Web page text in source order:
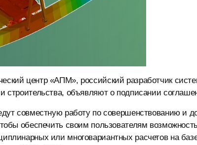
центр «АПМ», российский разработчик
строительства, объявляют о подписании
совместную работу по совершенствованию и
обеспечить своим пользователям
или многовариантных расчетов на